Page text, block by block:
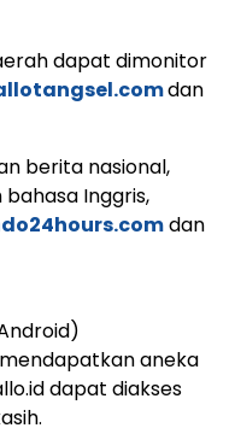
dapat dimonitor
dan
berita nasional,
Inggris,
dan
aneka
dapat diakses